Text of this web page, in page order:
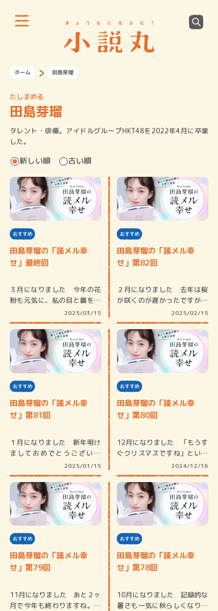
ホーム 田島芽瑠
たしまめる
田島芽瑠
タレント・俳優。アイドルグループHKT48を2022年4月に卒業
した。
新しい順 古い順
おすすめ
田島芽瑠の「読メル幸
せ」最終回
３月になりました 今年の花
粉も元気に、私の目と鼻を刺
2025/03/15
おすすめ
田島芽瑠の「読メル幸
せ」第82回
２月になりました 去年は桜
が咲くのが遅かったですが、
2025/02/15
おすすめ
田島芽瑠の「読メル幸
せ」第81回
１月になりました 新年明け
ましておめでとうございま
2025/01/15
おすすめ
田島芽瑠の「読メル幸
せ」第80回
12月になりました 「もうす
ぐクリスマスですね」という
2024/12/16
おすすめ
田島芽瑠の「読メル幸
せ」第79回
11月になりました あと２ヶ
月で今年も終わりますね。こ
おすすめ
田島芽瑠の「読メル幸
せ」第78回
10月になりました 記録的な
暑さも一気に秋らしくなり一